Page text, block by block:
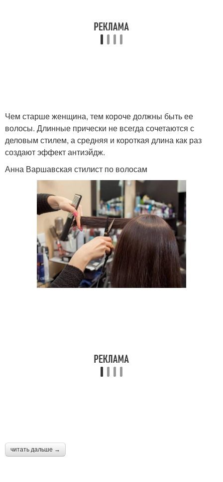
Чем старше женщина, тем короче должны быть ее
волосы. Длинные прически не всегда сочетаются с
деловым стилем, а средняя и короткая длина как раз
создают эффект антиэйдж.
Анна Варшавская стилист по волосам
читать дальше →